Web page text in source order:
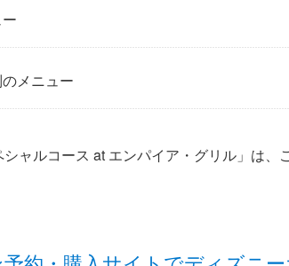
メニュー
ャルコース at エンパイア・グリル」は、